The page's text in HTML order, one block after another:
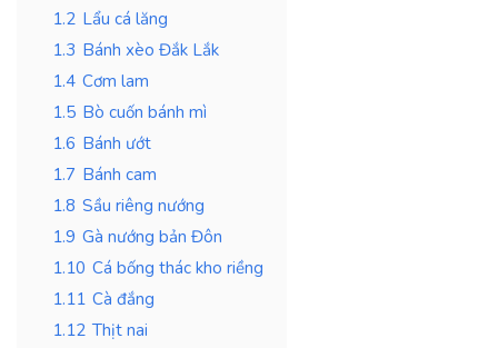
1.2 Lẩu cá lăng
1.3 Bánh xèo Đắk Lắk
1.4 Cơm lam
1.5 Bò cuốn bánh mì
1.6 Bánh ướt
1.7 Bánh cam
1.8 Sầu riêng nướng
1.9 Gà nướng bản Đôn
1.10 Cá bống thác kho riềng
1.11 Cà đắng
1.12 Thịt nai